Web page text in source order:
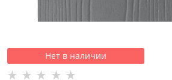
Нет в наличии